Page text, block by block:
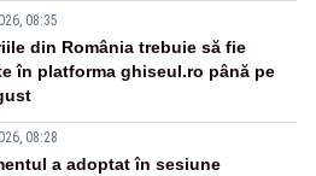
08:35
din România trebuie să fie
în platforma ghiseul.ro până pe
08:28
a adoptat în sesiune